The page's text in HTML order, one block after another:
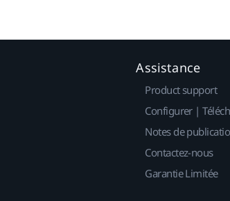
Assistance
Product support
Configurer |
Notes de
Contactez-nous
Garantie Limitée